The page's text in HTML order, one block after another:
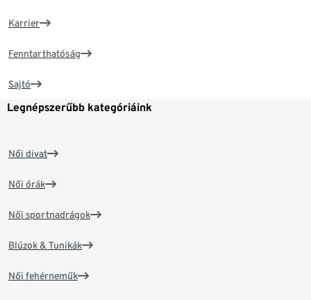
Karrier
Fenntarthatóság
Sajtó
Legnépszerűbb kategóriáink
Női divat
Női órák
Női sportnadrágok
Blúzok & Tunikák
Női fehérneműk